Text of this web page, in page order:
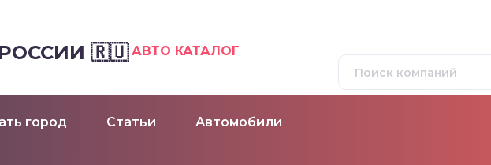
🇷🇺 АВТО КАТАЛОГ
город Статьи Автомобили